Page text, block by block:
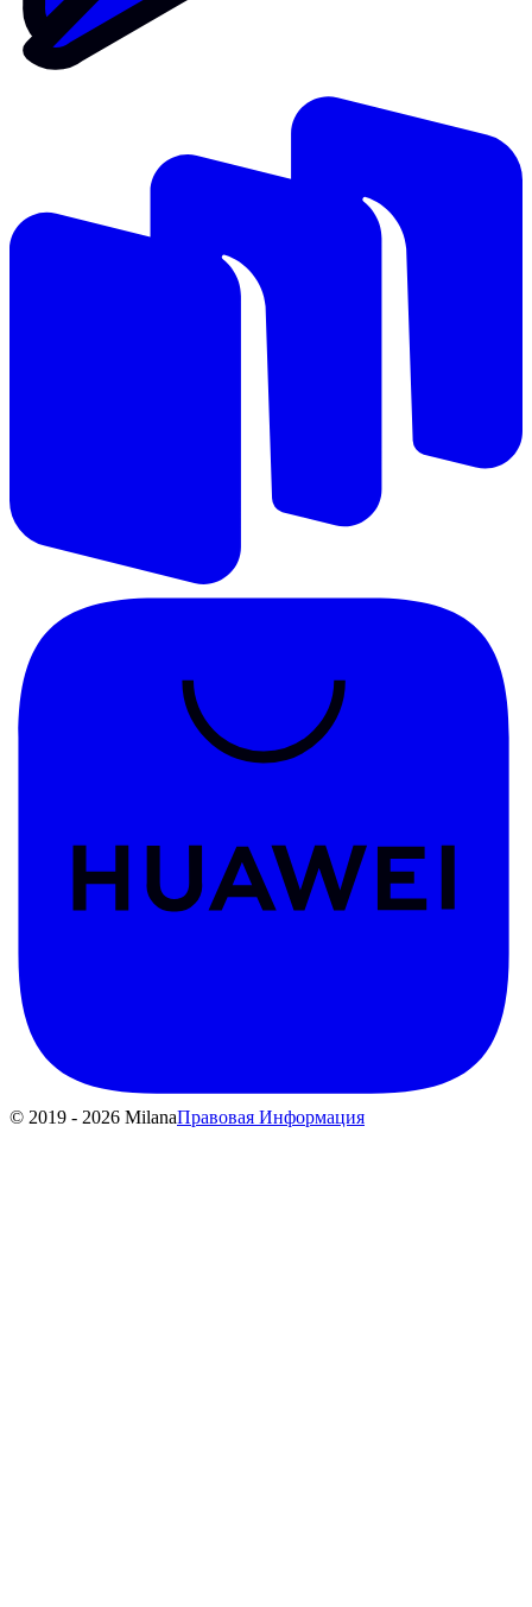
© 2019 - 2026 MilanaПравовая Информация